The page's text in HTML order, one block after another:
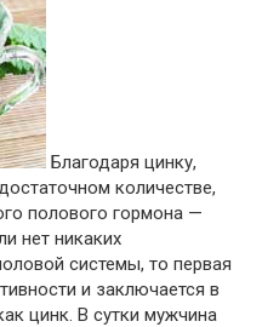
Благодаря цинку,
количестве,
полового гормона —
нет никаких
системы, то первая
и заключается в
цинк. В сутки мужчина